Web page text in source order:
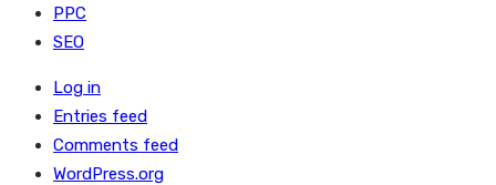
PPC
SEO
Log in
Entries feed
Comments feed
WordPress.org